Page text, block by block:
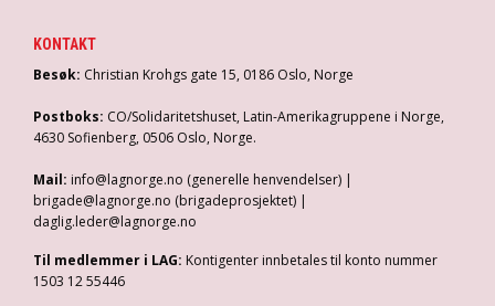
KONTAKT
Besøk: Christian Krohgs gate 15, 0186 Oslo, Norge
Postboks: CO/Solidaritetshuset, Latin-Amerikagruppene i Norge,
4630 Sofienberg, 0506 Oslo, Norge.
Mail: info@lagnorge.no (generelle henvendelser) |
brigade@lagnorge.no (brigadeprosjektet) |
daglig.leder@lagnorge.no
Til medlemmer i LAG: Kontigenter innbetales til konto nummer
1503 12 55446